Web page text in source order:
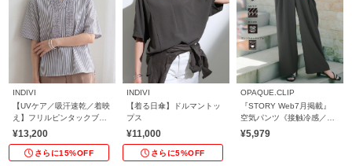
INDIVI
【UVケア／吸汗速乾／着映
え】フリルピンタックブラ
ウス
¥13,200
さらに15%OFF
INDIVI
【着る日傘】ドルマントッ
プス
¥11,000
さらに5%OFF
OPAQUE.CLIP
『STORY Web7月掲載』
空気パンツ《接触冷感／UV
ケア／吸水速乾／防シワ／
¥5,979